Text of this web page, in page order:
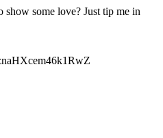
some love? Just tip me in